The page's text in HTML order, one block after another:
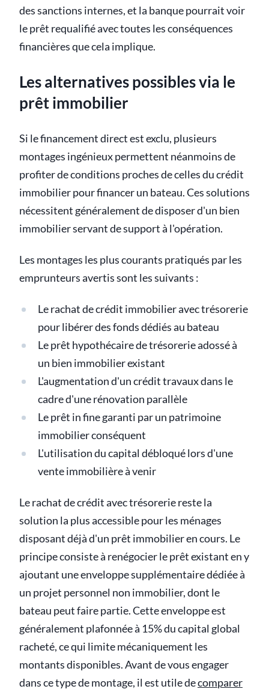
des sanctions internes, et la banque pourrait voir
le prêt requalifié avec toutes les conséquences
financières que cela implique.
Les alternatives possibles via le
prêt immobilier
Si le financement direct est exclu, plusieurs
montages ingénieux permettent néanmoins de
profiter de conditions proches de celles du crédit
immobilier pour financer un bateau. Ces solutions
nécessitent généralement de disposer d'un bien
immobilier servant de support à l'opération.
Les montages les plus courants pratiqués par les
emprunteurs avertis sont les suivants :
Le rachat de crédit immobilier avec trésorerie
pour libérer des fonds dédiés au bateau
Le prêt hypothécaire de trésorerie adossé à
un bien immobilier existant
L'augmentation d'un crédit travaux dans le
cadre d'une rénovation parallèle
Le prêt in fine garanti par un patrimoine
immobilier conséquent
L'utilisation du capital débloqué lors d'une
vente immobilière à venir
Le rachat de crédit avec trésorerie reste la
solution la plus accessible pour les ménages
disposant déjà d'un prêt immobilier en cours. Le
principe consiste à renégocier le prêt existant en y
ajoutant une enveloppe supplémentaire dédiée à
un projet personnel non immobilier, dont le
bateau peut faire partie. Cette enveloppe est
généralement plafonnée à 15% du capital global
racheté, ce qui limite mécaniquement les
montants disponibles. Avant de vous engager
dans ce type de montage, il est utile decomparer